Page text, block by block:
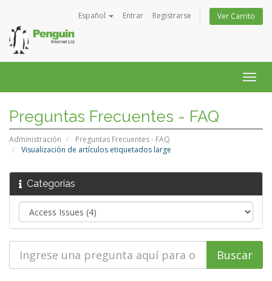
Español Entrar Registrarse Ver Carrito
Preguntas Frecuentes - FAQ
Administración
Preguntas Frecuentes - FAQ
Visualización de artículos etiquetados large
Categorías